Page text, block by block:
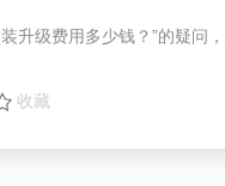
升级费用多少钱？”的疑
收藏